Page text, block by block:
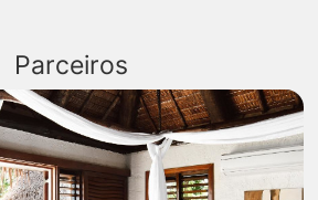
Parceiros